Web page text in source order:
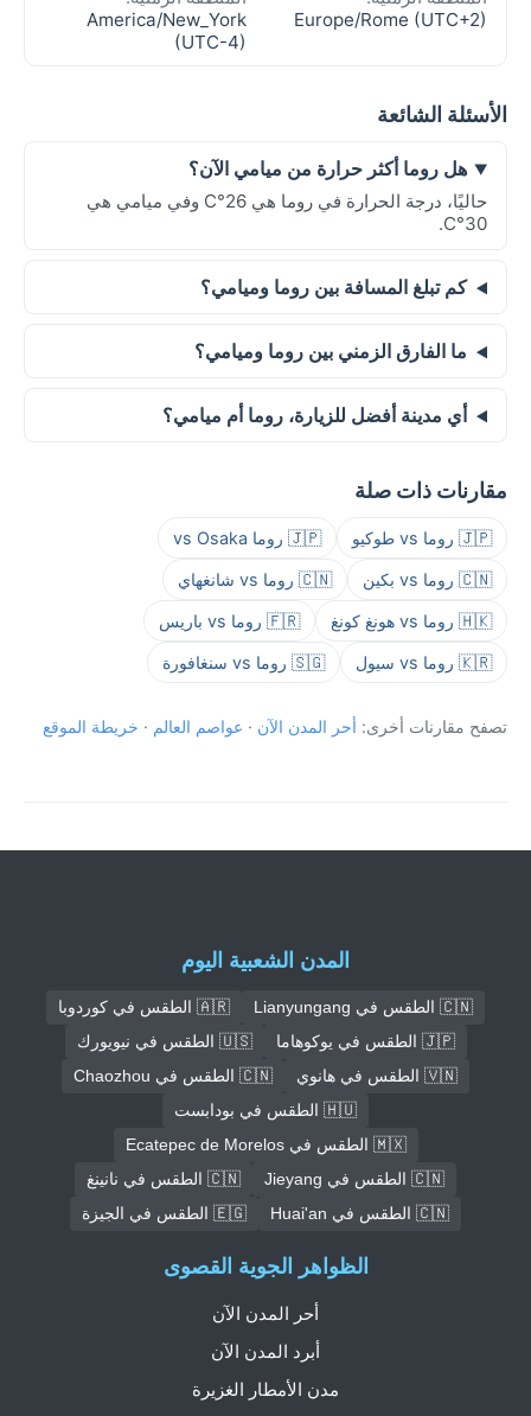
Europe/Rome (UTC+2)
America/New_York
(UTC-4)
الأسئلة الشائعة
هل روما أكثر حرارة من ميامي الآن؟
حاليًا، درجة الحرارة في روما هي 26°C وفي ميامي هي
30°C.
كم تبلغ المسافة بين روما وميامي؟
ما الفارق الزمني بين روما وميامي؟
أي مدينة أفضل للزيارة، روما أم ميامي؟
مقارنات ذات صلة
🇯🇵 روما vs طوكيو 🇯🇵 روما vs Osaka
🇨🇳 روما vs بكين 🇨🇳 روما vs شانغهاي
🇭🇰 روما vs هونغ كونغ 🇫🇷 روما vs باريس
🇰🇷 روما vs سيول 🇸🇬 روما vs سنغافورة
تصفح مقارنات أخرى: أحر المدن الآن · عواصم العالم · خريطة الموقع
المدن الشعبية اليوم
🇨🇳 الطقس في Lianyungang
🇦🇷 الطقس في كوردوبا
🇯🇵 الطقس في يوكوهاما
🇺🇸 الطقس في نيويورك
🇻🇳 الطقس في هانوي
🇨🇳 الطقس في Chaozhou
🇭🇺 الطقس في بودابست
🇲🇽 الطقس في Ecatepec de Morelos
🇨🇳 الطقس في Jieyang
🇨🇳 الطقس في نانينغ
🇨🇳 الطقس في Huai'an
🇪🇬 الطقس في الجيزة
الظواهر الجوية القصوى
أحر المدن الآن
أبرد المدن الآن
مدن الأمطار الغزيرة